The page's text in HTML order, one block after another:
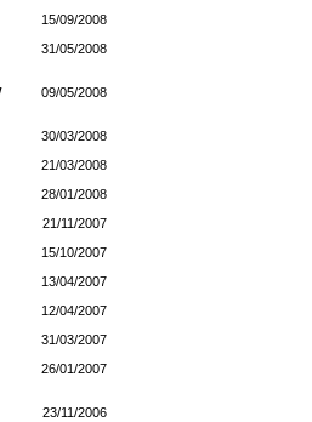
15/09/2008
31/05/2008
09/05/2008
30/03/2008
21/03/2008
28/01/2008
21/11/2007
15/10/2007
13/04/2007
12/04/2007
31/03/2007
26/01/2007
23/11/2006